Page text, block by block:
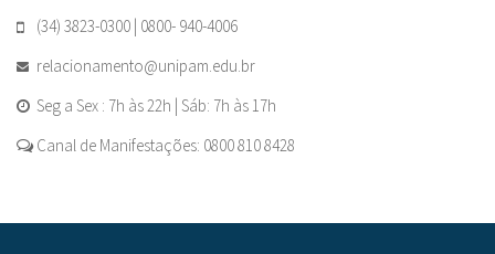
(34) 3823-0300 | 0800- 940-4006
relacionamento@unipam.edu.br
Seg a Sex : 7h às 22h | Sáb: 7h às 17h
Canal de Manifestações: 0800 810 8428